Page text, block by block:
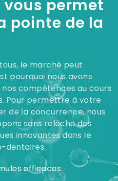
permet
pointe de la
le marché peut
pourquoi nous avons
compétences au cours
Pour permettre à votre
de la concurrence, nous
sans relâche des
innovantes dans le
dentaires.
efficaces